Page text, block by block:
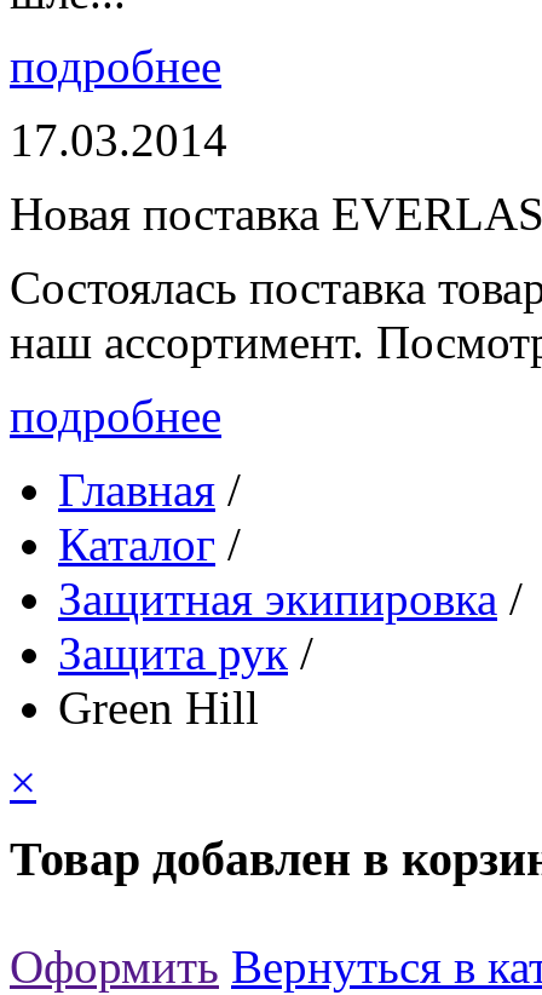
подробнее
17.03.2014
Новая поставка
Состоялась поставка
наш ассортимент.
подробнее
Главная /
Каталог /
Защитная экипировка /
Защита рук /
Green Hill
×
Товар добавлен в
Оформить Вернуться в